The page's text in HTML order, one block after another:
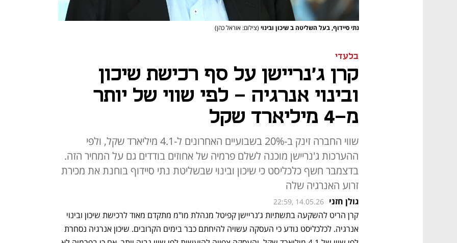
נתי סיידוף, בעל השליטה ב שיכון ובינוי (צילום: אוראל כהן)
בלעדי
קרן ג'נריישן על סף רכישת שיכון
ובינוי אנרגיה - לפי שווי של יותר
מ-4 מיליארד שקל
שווי החברה זינק ב-20% בשבועיים האחרונים ל-4.1 מיליארד שקל, ולפי
ההערכות ג'נריישן מוכנה לשלם פרמיה של אחוזים בודדים גם על המחיר הזה.
בדצמבר חשף כלכליסט כי שיכון ובינוי שבשליטת נתי סיידוף בוחנת את מכירת
זרוע האנרגיה שלה
גולן חזני 22:59, 14.05.26